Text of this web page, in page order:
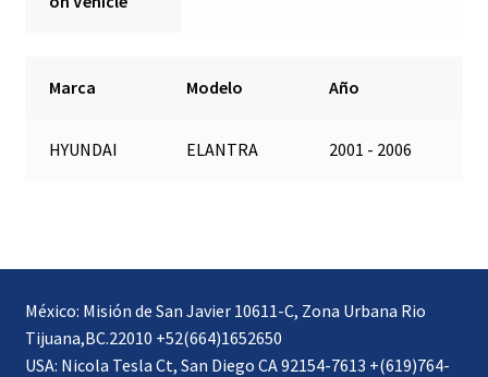
Marca Modelo Año
HYUNDAI ELANTRA 2001 - 2006
México: Misión de San Javier 10611-C, Zona Urbana Rio
Tijuana,BC.22010 +52(664)1652650
USA: Nicola Tesla Ct, San Diego CA 92154-7613 +(619)764-